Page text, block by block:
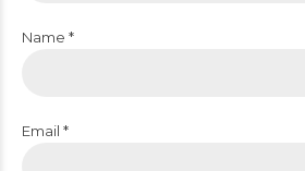
Name *
Email *